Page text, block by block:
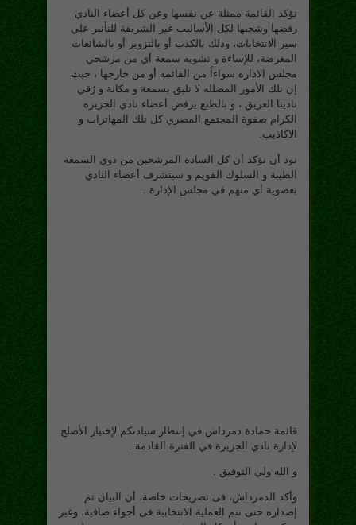
تؤكد القائمة ممثلة عن نفسها وعن كل أعضاء النادي
رفضها وشجبها لكل الأساليب غير الشريفة للتأثير علي
سير الانتخابات، وذلك بالكذب أو بالتزوير أو بالشائعات
المغرضة، للإساءة و تشويه سمعة أي من مرشحي
مجلس الاداره سواءاً من القائمه أو من خارجها ، حيث
إن تلك الأمور المضلله لا تليق بسمعة و مكانة و رُقي
نادينا العريق ، و بالطبع يرفض أعضاء نادي الجزيره
الكرام صفوة المجتمع المصري كل تلك المهاترات و
الاكاذيب.
نود أن نؤكد أن كل السادة المرشحين من ذوي السمعة
الطيبة و السلوك القويم و سيتشرف أعضاء النادي
بعضوية أي منهم في مجلس الإدارة .
قائمة حمادة دمرداش في إنتظار سيادتكم لإختيار الأصلح
لإدارة نادي الجزيرة في الفترة القادمة .
و الله ولي التوفيق .
وأكد الدمرداش، فى تصريحات خاصة، أن البيان تم
إصداره حتى تتم العملية الانتخابية فى أجواء صافية، وغير